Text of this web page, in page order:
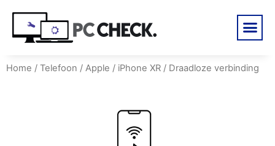
Home / Telefoon / Apple / iPhone XR / Draadloze verbinding